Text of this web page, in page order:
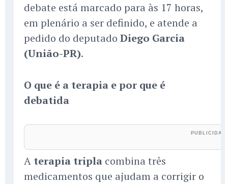
debate está marcado para às 17 horas,
em plenário a ser definido, e atende a
pedido do deputado Diego Garcia
(União-PR).
O que é a terapia e por que é
debatida
A terapia tripla combina três
medicamentos que ajudam a corrigir o